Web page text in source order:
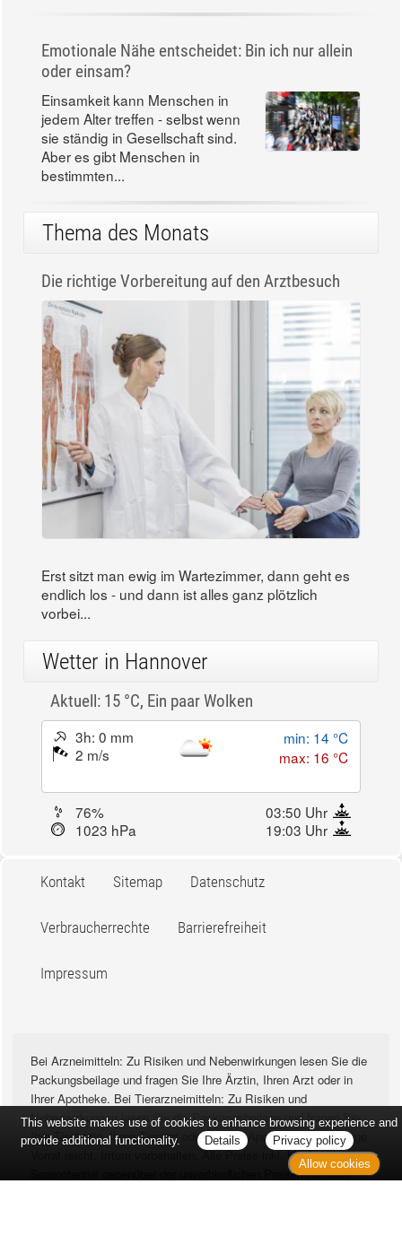
Emotionale Nähe entscheidet: Bin ich nur allein
oder einsam?
Einsamkeit kann Menschen in
jedem Alter treffen - selbst wenn
sie ständig in Gesellschaft sind.
Aber es gibt Menschen in
bestimmten...
Thema des Monats
Die richtige Vorbereitung auf den Arztbesuch
Erst sitzt man ewig im Wartezimmer, dann geht es
endlich los - und dann ist alles ganz plötzlich
vorbei...
Wetter in Hannover
Aktuell: 15 °C, Ein paar Wolken
3h: 0 mm
2 m/s
min: 14 °C
max: 16 °C
76%
03:50 Uhr
1023 hPa
19:03 Uhr
Kontakt Sitemap Datenschutz
Verbraucherrechte Barrierefreiheit
Impressum
Bei Arzneimitteln: Zu Risiken und Nebenwirkungen lesen Sie die
Packungsbeilage und fragen Sie Ihre Ärztin, Ihren Arzt oder in
Ihrer Apotheke. Bei Tierarzneimitteln: Zu Risiken und
Nebenwirkungen lesen Sie die Packungsbeilage und fragen Sie
Ihre Tierärztin, Ihren Tierarzt oder in Ihrer Apotheke. Nur solange
Vorrat reicht. Irrtum vorbehalten. Alle Preise inkl. MwSt. *
Sparpotential gegenüber der unverbindlichen Preisempfehlung
This website makes use of cookies to enhance browsing experience and
provide additional functionality.
Details
Privacy policy
Allow cookies